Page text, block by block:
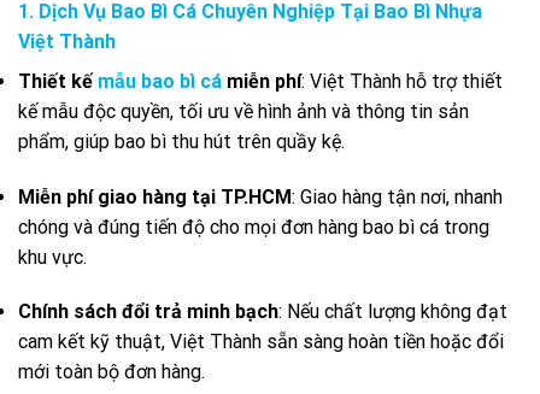
1. Dịch Vụ Bao Bì Cá Chuyên Nghiệp Tại Bao Bì Nhựa
Việt Thành
Thiết kế mẫu bao bì cá miễn phí: Việt Thành hỗ trợ thiết
kế mẫu độc quyền, tối ưu về hình ảnh và thông tin sản
phẩm, giúp bao bì thu hút trên quầy kệ.
Miễn phí giao hàng tại TP.HCM: Giao hàng tận nơi, nhanh
chóng và đúng tiến độ cho mọi đơn hàng bao bì cá trong
khu vực.
Chính sách đổi trả minh bạch: Nếu chất lượng không đạt
cam kết kỹ thuật, Việt Thành sẵn sàng hoàn tiền hoặc đổi
mới toàn bộ đơn hàng.